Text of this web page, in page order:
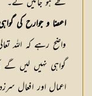
اعضا و جوارح کی
واضح رہے کہ اللہ
گواہی نہیں لیں
اعمال اور افعال